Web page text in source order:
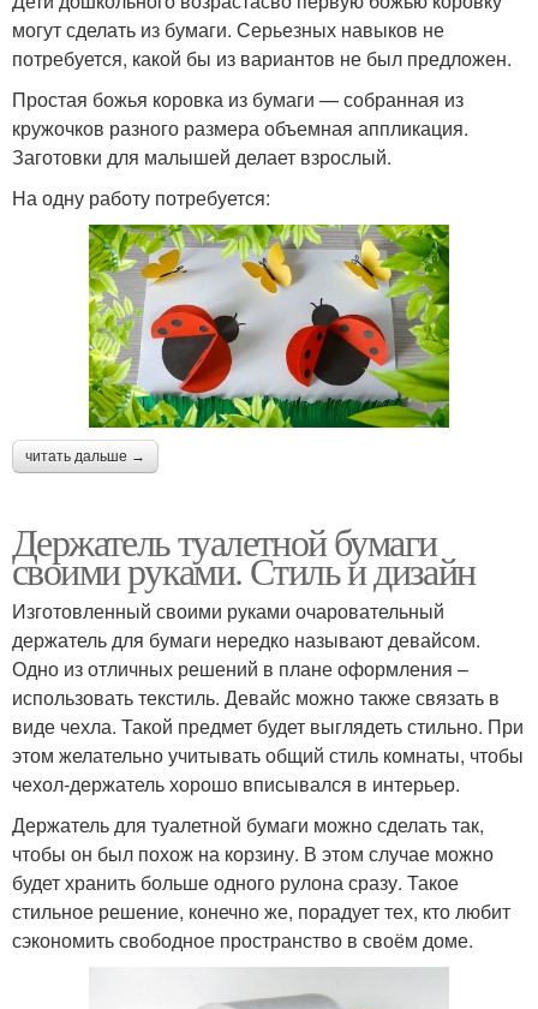
могут сделать из бумаги. Серьезных навыков не
потребуется, какой бы из вариантов не был предложен.
Простая божья коровка из бумаги — собранная из
кружочков разного размера объемная аппликация.
Заготовки для малышей делает взрослый.
На одну работу потребуется:
читать дальше →
Держатель туалетной бумаги
своими руками. Стиль и дизайн
Изготовленный своими руками очаровательный
держатель для бумаги нередко называют девайсом.
Одно из отличных решений в плане оформления –
использовать текстиль. Девайс можно также связать в
виде чехла. Такой предмет будет выглядеть стильно. При
этом желательно учитывать общий стиль комнаты, чтобы
чехол-держатель хорошо вписывался в интерьер.
Держатель для туалетной бумаги можно сделать так,
чтобы он был похож на корзину. В этом случае можно
будет хранить больше одного рулона сразу. Такое
стильное решение, конечно же, порадует тех, кто любит
сэкономить свободное пространство в своём доме.